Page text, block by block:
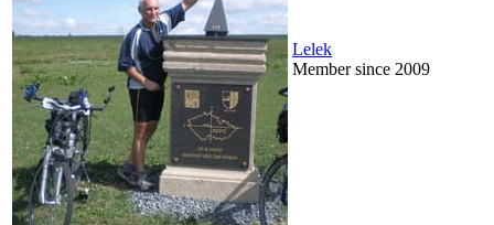
Lelek
Member since 2009